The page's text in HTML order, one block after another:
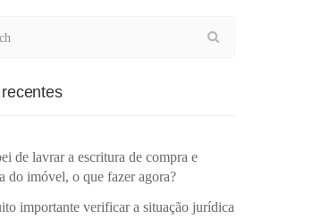
de lavrar a escritura de compra e
do imóvel, o que fazer agora?
importante verificar a situação jurídica